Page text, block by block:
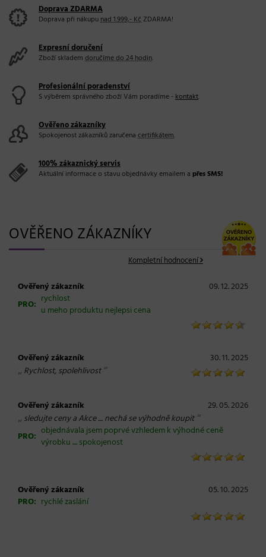
Doprava ZDARMA
Doprava při nákupunad 1.999,- KčZDARMA!
Expresní doručení
Zboží skladem doručíme do 24 hodin.
Profesionální poradenství
S výběrem správného zboží Vám poradíme -kontakt.
Ověřeno zákazníky
Spokojenost zákazníků zaručena certifikátem.
100% zákaznický servis
Aktuální informace o stavu objednávky emailem a přes SMS!
OVĚŘENO ZÁKAZNÍKY
Kompletní hodnocení
Ověřený zákazník
09. 12. 2025
PRO: rychlost
u meho produktu nejlepsi cena
Ověřený zákazník 30. 11. 2025
„ Rychlost, spolehlivost“
Ověřený zákazník 29. 05. 2026
„ sledujte ceny a Akce .... nechá se výhodně koupit“
PRO: objednávala jsem poprvé vzhledem k výhodné ceně
výrobku .... spokojenost
Ověřený zákazník
05. 10. 2025
PRO: rychlé zaslání